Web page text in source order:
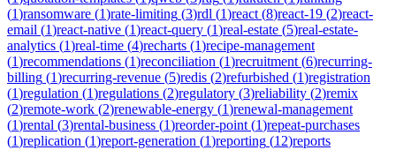
(1)ransomware (1)rate-limiting (3)rdl (1)react (8)react-19 (2)react-
email (1)react-native (1)react-query (1)real-estate (5)real-estate-
analytics (1)real-time (4)recharts (1)recipe-management
(1)recommendations (1)reconciliation (1)recruitment (6)recurring-
billing (1)recurring-revenue (5)redis (2)refurbished (1)registration
(1)regulation (1)regulations (2)regulatory (3)reliability (2)remix
(2)remote-work (2)renewable-energy (1)renewal-management
(1)rental (3)rental-business (1)reorder-point (1)repeat-purchases
(1)replication (1)report-generation (1)reporting (12)reports